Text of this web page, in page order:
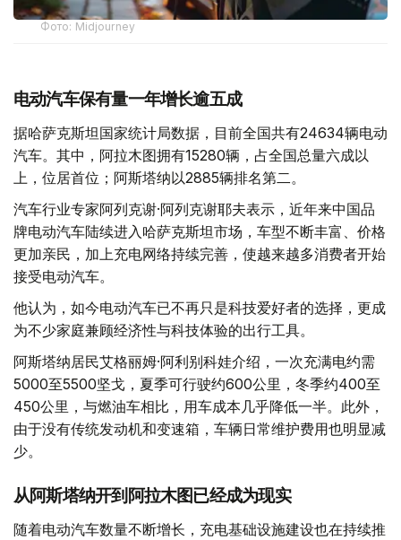
Фото: Midjourney
电动汽车保有量一年增长逾五成
据哈萨克斯坦国家统计局数据，目前全国共有24634辆电动
汽车。其中，阿拉木图拥有15280辆，占全国总量六成以
上，位居首位；阿斯塔纳以2885辆排名第二。
汽车行业专家阿列克谢·阿列克谢耶夫表示，近年来中国品
牌电动汽车陆续进入哈萨克斯坦市场，车型不断丰富、价格
更加亲民，加上充电网络持续完善，使越来越多消费者开始
接受电动汽车。
他认为，如今电动汽车已不再只是科技爱好者的选择，更成
为不少家庭兼顾经济性与科技体验的出行工具。
阿斯塔纳居民艾格丽姆·阿利别科娃介绍，一次充满电约需
5000至5500坚戈，夏季可行驶约600公里，冬季约400至
450公里，与燃油车相比，用车成本几乎降低一半。此外，
由于没有传统发动机和变速箱，车辆日常维护费用也明显减
少。
从阿斯塔纳开到阿拉木图已经成为现实
随着电动汽车数量不断增长，充电基础设施建设也在持续推